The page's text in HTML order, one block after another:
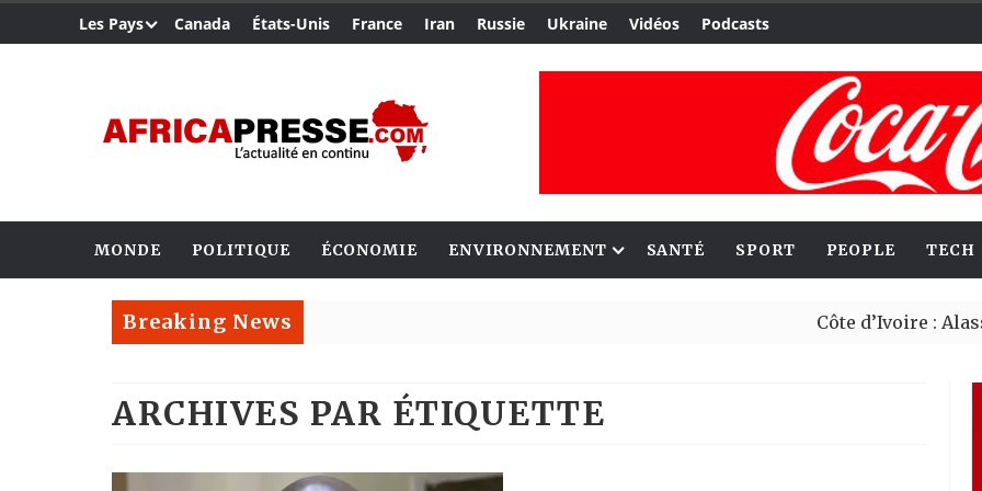
Les Pays Canada États-Unis France Iran Russie Ukraine Vidéos Podcasts
MONDE POLITIQUE ÉCONOMIE ENVIRONNEMENT SANTÉ SPORT PEOPLE TECH
Breaking News Côte d’Ivoire : Alassane
ARCHIVES PAR ÉTIQUETTE